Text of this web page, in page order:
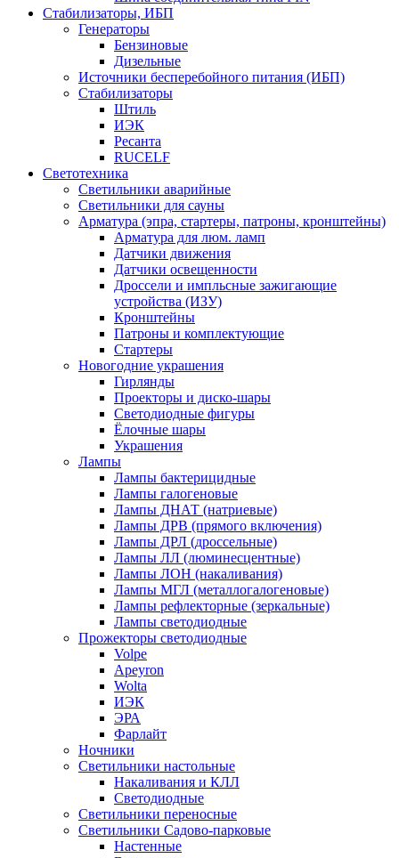
Стабилизаторы, ИБП
Генераторы
Бензиновые
Дизельные
Источники бесперебойного питания (ИБП)
Стабилизаторы
Штиль
ИЭК
Ресанта
RUCELF
Светотехника
Светильники аварийные
Светильники для сауны
Арматура (эпра, стартеры, патроны, кронштейны)
Арматура для люм. ламп
Датчики движения
Датчики освещенности
Дроссели и импльсные зажигающие
устройства (ИЗУ)
Кронштейны
Патроны и комплектующие
Стартеры
Новогодние украшения
Гирлянды
Проекторы и диско-шары
Светодиодные фигуры
Ёлочные шары
Украшения
Лампы
Лампы бактерицидные
Лампы галогеновые
Лампы ДНАТ (натриевые)
Лампы ДРВ (прямого включения)
Лампы ДРЛ (дроссельные)
Лампы ЛЛ (люминесцентные)
Лампы ЛОН (накаливания)
Лампы МГЛ (металлогалогеновые)
Лампы рефлекторные (зеркальные)
Лампы светодиодные
Прожекторы светодиодные
Volpe
Apeyron
Wolta
ИЭК
ЭРА
Фарлайт
Ночники
Светильники настольные
Накаливания и КЛЛ
Светодиодные
Светильники переносные
Светильники Садово-парковые
Настенные